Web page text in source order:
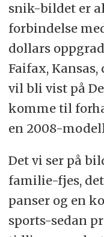
snik-bildet er
forbindelse
dollars
Faifax, Kansas,
vil bli vist på
komme til
en 2008-
Det vi ser på
familie-fjes,
panser og en
sports-sedan